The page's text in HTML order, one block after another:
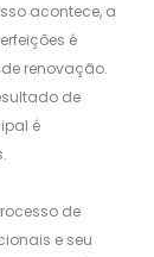
acontece, a
é
renovação.
de
é
de
e seu